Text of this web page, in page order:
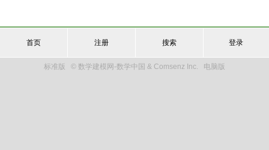
首页 注册 搜索 登录
标准版 © 数学建模网-数学中国 & Comsenz Inc. 电脑版